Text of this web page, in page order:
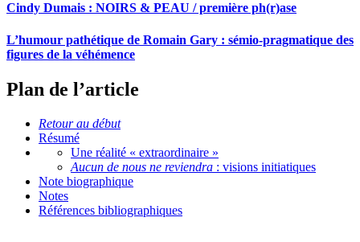
Cindy Dumais : NOIRS & PEAU / première ph(r)ase
L’humour pathétique de Romain Gary : sémio-pragmatique des
figures de la véhémence
Plan de l’article
Retour au début
Résumé
Une réalité « extraordinaire »
Aucun de nous ne reviendra : visions initiatiques
Note biographique
Notes
Références bibliographiques